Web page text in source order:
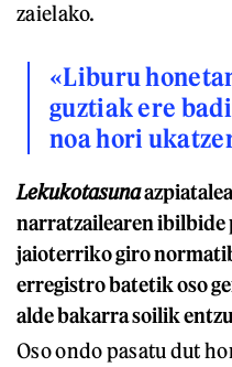
zaielako.
«Liburu
guztiak ere
noa hori
Lekukotasuna
narratzailearen ibilbide
jaioterriko giro
erregistro batetik oso
alde bakarra soilik
Oso ondo pasatu dut